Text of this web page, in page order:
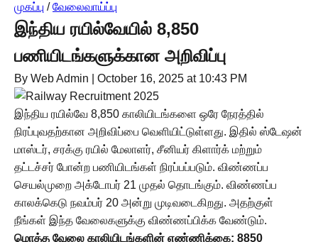
முகப்பு / வேலைவாய்ப்பு
இந்திய ரயில்வேயில் 8,850
பணியிடங்களுக்கான அறிவிப்பு
By Web Admin October 16, 2025 at 10:43 PM
இந்திய ரயில்வே 8,850 காலியிடங்களை ஒரே நேரத்தில்
நிரப்புவதற்கான அறிவிப்பை வெளியிட்டுள்ளது. இதில் ஸ்டேஷன்
மாஸ்டர், சரக்கு ரயில் மேலாளர், சீனியர் கிளார்க் மற்றும்
தட்டச்சர் போன்ற பணியிடங்கள் நிரப்பப்படும். விண்ணப்ப
செயல்முறை அக்டோபர் 21 முதல் தொடங்கும். விண்ணப்ப
காலக்கெடு நவம்பர் 20 அன்று முடிவடைகிறது. அதற்குள்
நீங்கள் இந்த வேலைகளுக்கு விண்ணப்பிக்க வேண்டும்.
மொத்த வேலை காலியிடங்களின் எண்ணிக்கை: 8850